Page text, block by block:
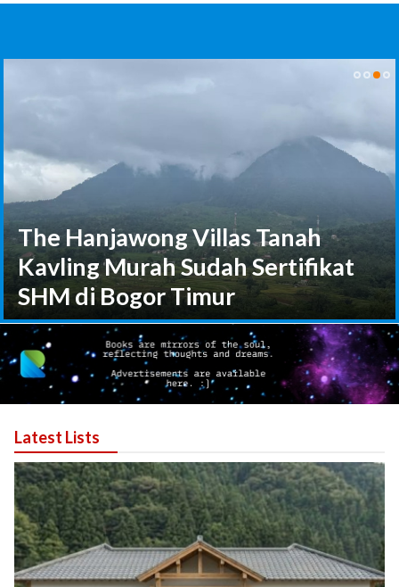
The Hanjawong Villas Tanah
Kavling Murah Sudah Sertifikat
SHM di Bogor Timur
Latest Lists